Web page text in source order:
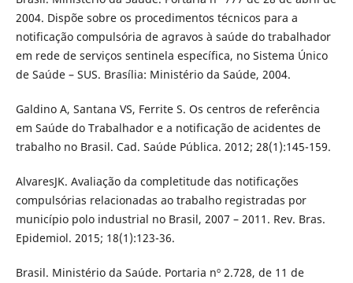
2004. Dispõe sobre os procedimentos técnicos para a
notificação compulsória de agravos à saúde do trabalhador
em rede de serviços sentinela específica, no Sistema Único
de Saúde – SUS. Brasília: Ministério da Saúde, 2004.
Galdino A, Santana VS, Ferrite S. Os centros de referência
em Saúde do Trabalhador e a notificação de acidentes de
trabalho no Brasil. Cad. Saúde Pública. 2012; 28(1):145-159.
AlvaresJK. Avaliação da completitude das notificações
compulsórias relacionadas ao trabalho registradas por
município polo industrial no Brasil, 2007 – 2011. Rev. Bras.
Epidemiol. 2015; 18(1):123-36.
Brasil. Ministério da Saúde. Portaria nº 2.728, de 11 de